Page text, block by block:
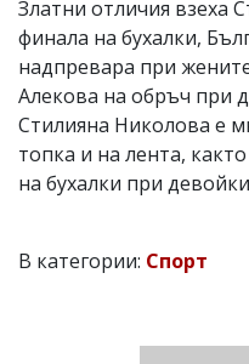
Златни отличия взеха
финала на бухалки,
надпревара при
Алекова на обръч при
Стилияна Николова е
топка и на лента,
на бухалки при
В категории: Спорт